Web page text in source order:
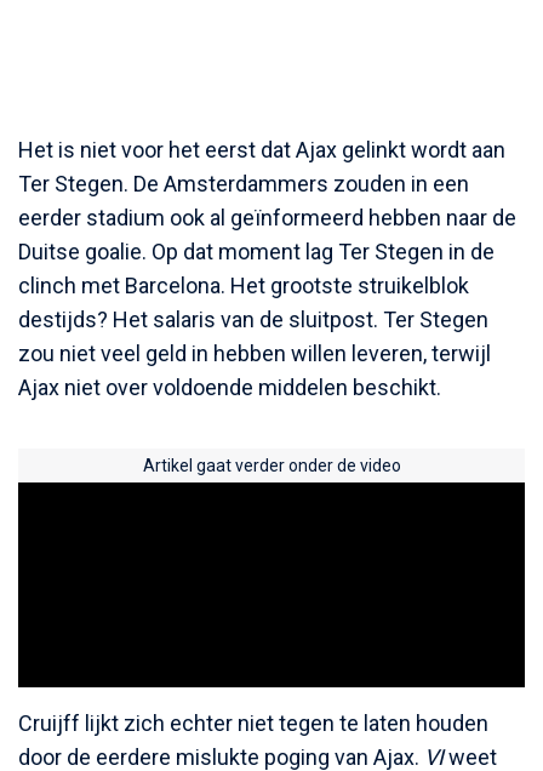
Het is niet voor het eerst dat Ajax gelinkt wordt aan
Ter Stegen. De Amsterdammers zouden in een
eerder stadium ook al geïnformeerd hebben naar de
Duitse goalie. Op dat moment lag Ter Stegen in de
clinch met Barcelona. Het grootste struikelblok
destijds? Het salaris van de sluitpost. Ter Stegen
zou niet veel geld in hebben willen leveren, terwijl
Ajax niet over voldoende middelen beschikt.
Artikel gaat verder onder de video
Cruijff lijkt zich echter niet tegen te laten houden
door de eerdere mislukte poging van Ajax. VIweet